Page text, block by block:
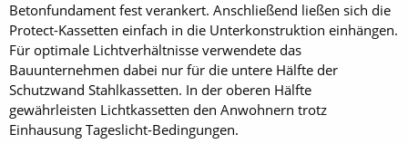
Betonfundament fest verankert. Anschließend ließen sich die
Protect-Kassetten einfach in die Unterkonstruktion einhängen.
Für optimale Lichtverhältnisse verwendete das
Bauunternehmen dabei nur für die untere Hälfte der
Schutzwand Stahlkassetten. In der oberen Hälfte
gewährleisten Lichtkassetten den Anwohnern trotz
Einhausung Tageslicht-Bedingungen.